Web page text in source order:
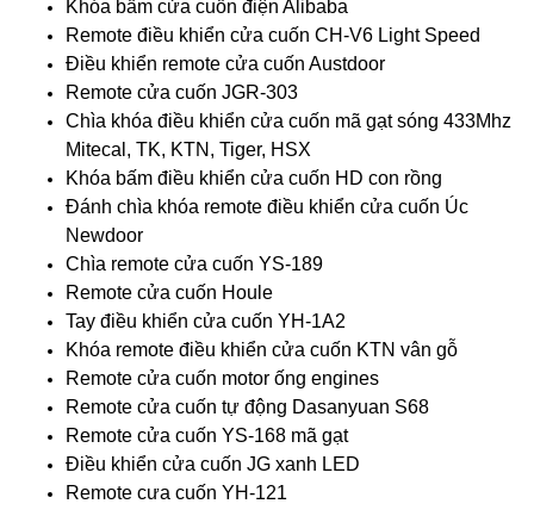
Khóa bấm cửa cuốn điện Alibaba
Remote điều khiển cửa cuốn CH-V6 Light Speed
Điều khiển remote cửa cuốn Austdoor
Remote cửa cuốn JGR-303
Chìa khóa điều khiển cửa cuốn mã gạt sóng 433Mhz
Mitecal, TK, KTN, Tiger, HSX
Khóa bấm điều khiển cửa cuốn HD con rồng
Đánh chìa khóa remote điều khiển cửa cuốn Úc
Newdoor
Chìa remote cửa cuốn YS-189
Remote cửa cuốn Houle
Tay điều khiển cửa cuốn YH-1A2
Khóa remote điều khiển cửa cuốn KTN vân gỗ
Remote cửa cuốn motor ống engines
Remote cửa cuốn tự động Dasanyuan S68
Remote cửa cuốn YS-168 mã gạt
Điều khiển cửa cuốn JG xanh LED
Remote cưa cuốn YH-121